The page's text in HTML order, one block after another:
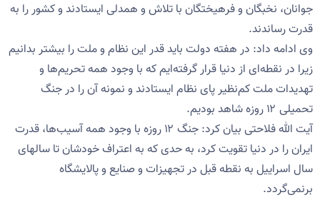
جوانان، نخبگان و فرهیختگان با تلاش و همدلی ایستادند و کشور را به
قدرت رساندند.
وی ادامه داد: در هفته دولت باید قدر این نظام و ملت را بیشتر بدانیم
زیرا در نقطه‌ای از دنیا قرار گرفته‌ایم که با وجود همه تحریم‌ها و
تهدیدات ملت کم‌نظیر پای نظام ایستادند و نمونه آن را در جنگ
تحمیلی ۱۲ روزه شاهد بودیم.
آیت الله فلاحتی بیان کرد: جنگ ۱۲ روزه با وجود همه آسیب‌ها، قدرت
ایران را در دنیا تقویت کرد، به حدی که به اعتراف خودشان تا سالهای
سال اسراییل به نقطه قبل در تجهیزات و صنایع و پالایشگاه
برنمی‌گردد.